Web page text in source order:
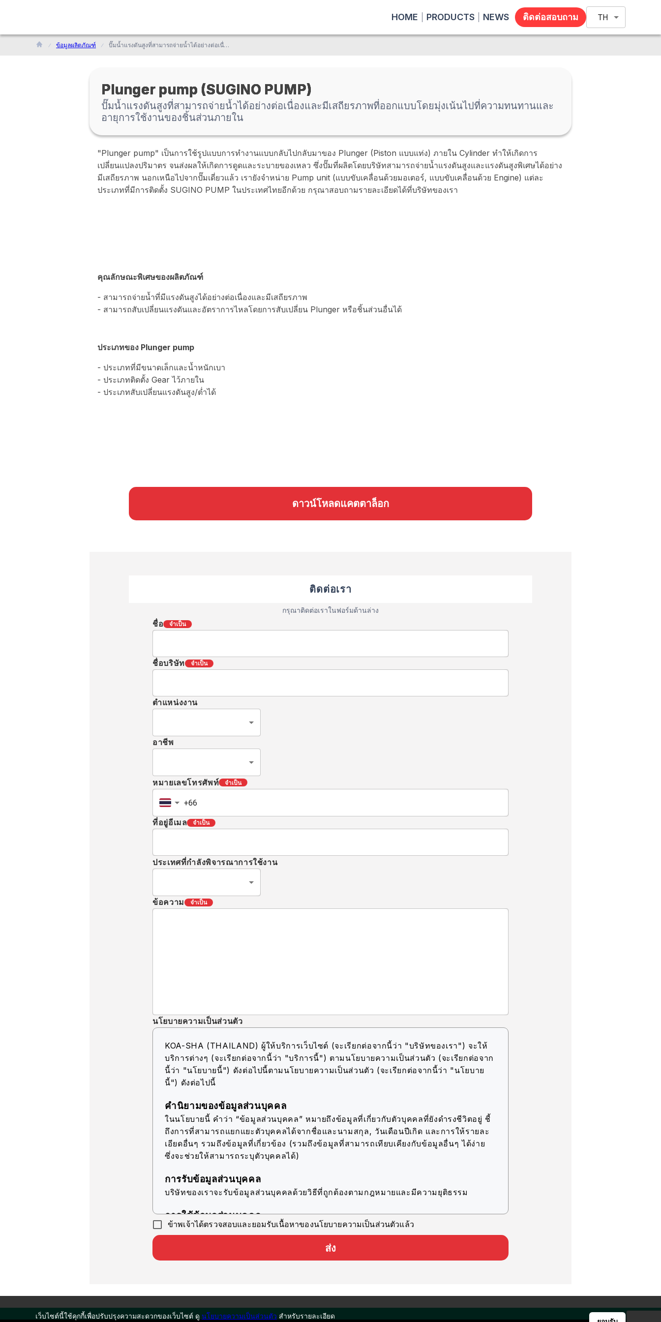
HOME PRODUCTS NEWS ติดต่อสอบถาม TH
ข้อมูลผลิตภัณฑ์ ปั๊มน้ำแรงดันสูงที่สามารถจ่ายน้ำได้อย่างต่อเนื่องและมีเสถียรภาพที่ออกแบบโดยมุ่งเน้นไปที่ความทนทานและอายุการใช้งานของชิ้นส่วนภายใน
Plunger pump (SUGINO PUMP)
ปั๊มน้ำแรงดันสูงที่สามารถจ่ายน้ำได้อย่างต่อเนื่องและมีเสถียรภาพที่ออกแบบโดยมุ่งเน้นไปที่ความทนทานและ
อายุการใช้งานของชิ้นส่วนภายใน
"Plunger pump" เป็นการใช้รูปแบบการทำงานแบบกลับไปกลับมาของ Plunger (Piston แบบแท่ง) ภายใน Cylinder ทำให้เกิดการ
เปลี่ยนแปลงปริมาตร จนส่งผลให้เกิดการดูดและระบายของเหลว ซึ่งปั๊มที่ผลิตโดยบริษัทสามารถจ่ายน้ำแรงดันสูงและแรงดันสูงพิเศษได้อย่าง
มีเสถียรภาพ นอกเหนือไปจากปั๊มเดี่ยวแล้ว เรายังจำหน่าย Pump unit (แบบขับเคลื่อนด้วยมอเตอร์, แบบขับเคลื่อนด้วย Engine) แต่ละ
ประเภทที่มีการติดตั้ง SUGINO PUMP ในประเทศไทยอีกด้วย กรุณาสอบถามรายละเอียดได้ที่บริษัทของเรา
คุณลักษณะพิเศษของผลิตภัณฑ์
- สามารถจ่ายน้ำที่มีแรงดันสูงได้อย่างต่อเนื่องและมีเสถียรภาพ
- สามารถสับเปลี่ยนแรงดันและอัตราการไหลโดยการสับเปลี่ยน Plunger หรือชิ้นส่วนอื่นได้
ประเภทของ Plunger pump
- ประเภทที่มีขนาดเล็กและน้ำหนักเบา
- ประเภทติดตั้ง Gear ไว้ภายใน
- ประเภทสับเปลี่ยนแรงดันสูง/ต่ำได้
ดาวน์โหลดแคตตาล็อก
ติดต่อเรา
กรุณาติดต่อเราในฟอร์มด้านล่าง
ชื่อ จำเป็น
ชื่อบริษัท จำเป็น
ตำแหน่งงาน
อาชีพ
หมายเลขโทรศัพท์ จำเป็น
ที่อยู่อีเมล จำเป็น
ประเทศที่กำลังพิจารณาการใช้งาน
ข้อความ จำเป็น
นโยบายความเป็นส่วนตัว
KOA-SHA (THAILAND) ผู้ให้บริการเว็บไซต์ (จะเรียกต่อจากนี้ว่า "บริษัทของเรา") จะให้
บริการต่างๆ (จะเรียกต่อจากนี้ว่า "บริการนี้") ตามนโยบายความเป็นส่วนตัว (จะเรียกต่อจาก
นี้ว่า "นโยบายนี้") ดังต่อไปนี้ตามนโยบายความเป็นส่วนตัว (จะเรียกต่อจากนี้ว่า "นโยบาย
นี้") ดังต่อไปนี้
คำนิยามของข้อมูลส่วนบุคคล
ในนโยบายนี้ คำว่า “ข้อมูลส่วนบุคคล” หมายถึงข้อมูลที่เกี่ยวกับตัวบุคคลที่ยังดำรงชีวิตอยู่ ชี้
ถึงการที่สามารถแยกแยะตัวบุคคลได้จากชื่อและนามสกุล, วันเดือนปีเกิด และการให้รายละ
เอียดอื่นๆ รวมถึงข้อมูลที่เกี่ยวข้อง (รวมถึงข้อมูลที่สามารถเทียบเคียงกับข้อมูลอื่นๆ ได้ง่าย
ซึ่งจะช่วยให้สามารถระบุตัวบุคคลได้)
การรับข้อมูลส่วนบุคคล
บริษัทของเราจะรับข้อมูลส่วนบุคคลด้วยวิธีที่ถูกต้องตามกฎหมายและมีความยุติธรรม
การใช้ข้อมูลส่วนบุคคล
บริษัทของเราจะใช้ข้อมูลส่วนบุคคลตราบเท่าที่จำเป็นสำหรับการดำเนินธุรกิจ ภายในขอบเขต
เพื่อรองรับในการติดต่อสอบถามที่เกี่ยวข้องกับบริการนี้
เพื่อเตรียมข้อมูลจากการดาวน์โหลดแคตตาล็อกให้กับบริษัทสมาชิกแต่ละแห่ง และ
ดำเนินการทำแบบสอบถามที่เกี่ยวข้องกับบริการนี้
ข้าพเจ้าได้ตรวจสอบและยอมรับเนื้อหาของนโยบายความเป็นส่วนตัวแล้ว
ส่ง
เว็บไซต์นี้ใช้คุกกี้เพื่อปรับปรุงความสะดวกของเว็บไซต์ ดู นโยบายความเป็นส่วนตัว สำหรับรายละเอียด